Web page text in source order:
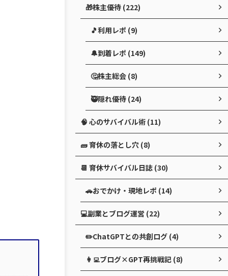
🎁株主優待 (222)
🎵利用レポ (9)
🔔到着レポ (149)
🤔株主総会 (8)
🥷隠れ優待 (24)
🧠 心のサバイバル術 (11)
🧱 育休の落とし穴 (8)
📆 育休サバイバル日誌 (30)
🚗おでかけ・現地レポ (14)
💻副業とブログ運営 (22)
✏️ChatGPTとの共創ログ (4)
👩‍💻ブログ×GPT再挑戦記 (8)